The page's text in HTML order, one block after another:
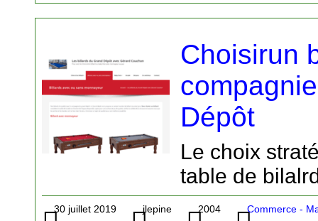
Choisirun
Dépôt
Le choix
table de
30 juillet 2019 jlepine 2004 Commerce -